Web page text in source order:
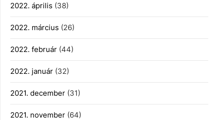
2022. április (38)
2022. március (26)
2022. február (44)
2022. január (32)
2021. december (31)
2021. november (64)